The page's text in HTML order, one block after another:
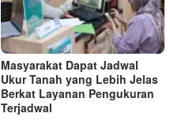
Masyarakat Dapat Jadwal
Ukur Tanah yang Lebih Jelas
Berkat Layanan Pengukuran
Terjadwal